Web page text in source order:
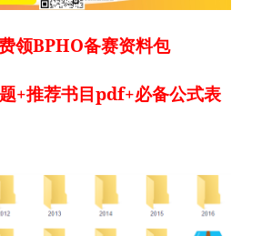
领BPHO备赛资料包
+推荐书目pdf+必备公式表